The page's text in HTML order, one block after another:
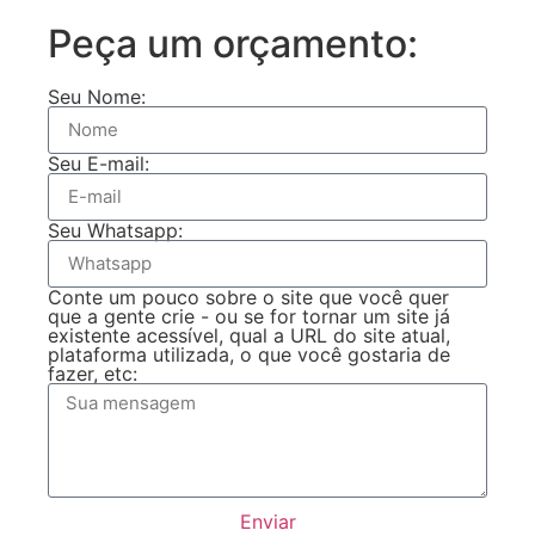
Peça um orçamento:
Seu Nome:
Seu E-mail:
Seu Whatsapp:
Conte um pouco sobre o site que você quer
que a gente crie - ou se for tornar um site já
existente acessível, qual a URL do site atual,
plataforma utilizada, o que você gostaria de
fazer, etc:
Enviar